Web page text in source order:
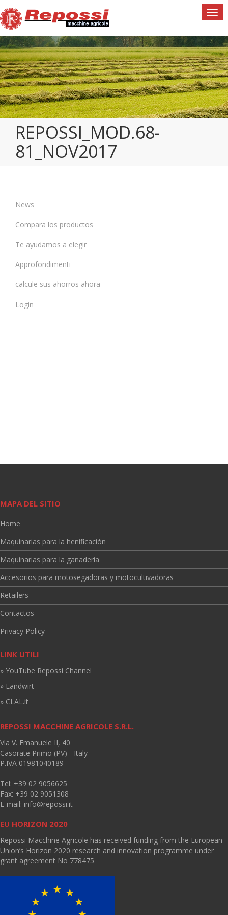
REPOSSI_MOD.68-
81_NOV2017
News
Compara los productos
Te ayudamos a elegir
Approfondimenti
calcule sus ahorros ahora
Login
MAPA DEL SITIO
Home
Maquinarias para la henificación
Maquinarias para la ganaderia
Accesorios para motosegadoras y motocultivadoras
Retailers
Contactos
Privacy Policy
LINK UTILI
» YouTube Repossi Channel
» Landwirt
» CLAL.it
REPOSSI MACCHINE AGRICOLE S.R.L.
Via V. Emanuele II, 40
Casorate Primo (PV) - Italy
P.IVA 01981040189
Tel: +39 02 9056625
Fax: +39 02 9051308
E-mail: info@repossi.it
EU HORIZON 2020
Repossi Macchine Agricole has received funding from the European
Union’s Horizon 2020 research and innovation programme under
grant agreement No 778475